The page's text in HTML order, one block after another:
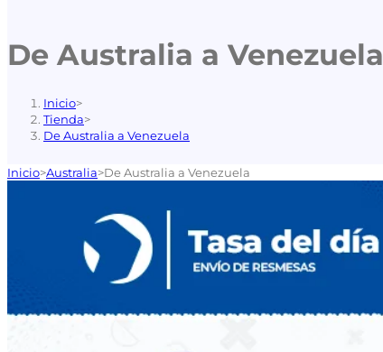
De Australia a Venezuela
Inicio>
Tienda>
De Australia a Venezuela
Inicio>Australia>De Australia a Venezuela